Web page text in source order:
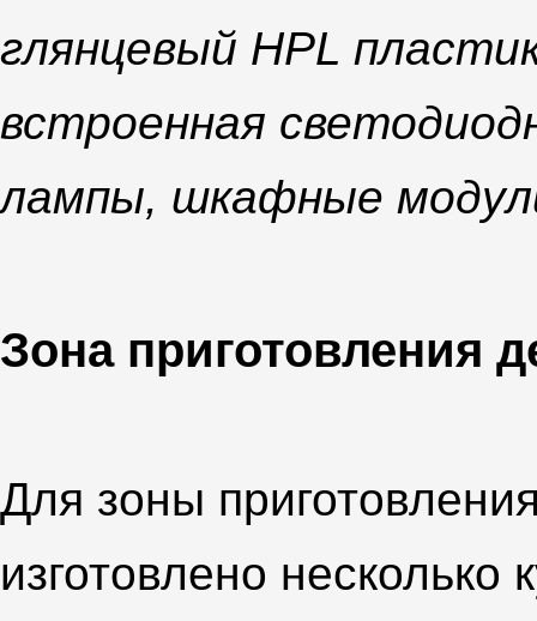
глянцевый HPL
встроенная
лампы, шкафные
Зона приготовления
Для зоны
изготовлено